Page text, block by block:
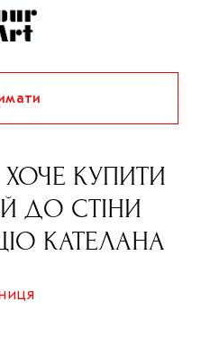
КРАЙ
ХОЧЕ КУПИТИ
ДО СТІНИ
КАТЕЛАНА